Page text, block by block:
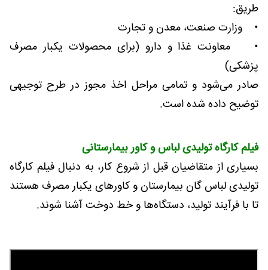
طریق:
• وزارت صنعت، معدن و تجارت
• معاونت غذا و دارو (برای محصولات یکبار مصرف
پزشکی)
صادر می‌شود و تمامی مراحل اخذ مجوز در طرح توجیهی
توضیح داده شده است.
فیلم کارگاه تولیدی لباس و کاور بیمارستانی
بسیاری از متقاضیان قبل از شروع کار، به دنبال فیلم کارگاه
تولیدی لباس گان بیمارستان و کاورهای یکبار مصرف هستند
تا با فرآیند تولید، دستگاه‌ها و خط دوخت آشنا شوند.